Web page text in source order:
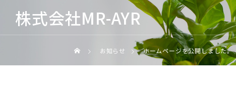
株式会社MR-AYR
お知らせ ホームページを公開しました。